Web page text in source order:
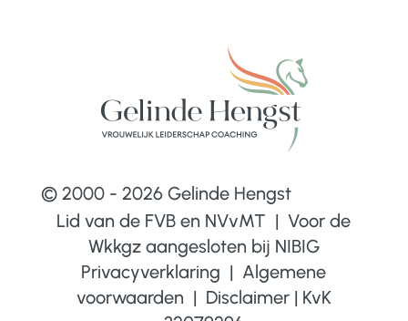
© 2000 - 2026 Gelinde Hengst
Lid van de FVB en NVvMT | Voor de
Wkkgz aangesloten bij NIBIG
Privacyverklaring | Algemene
voorwaarden | Disclaimer| KvK